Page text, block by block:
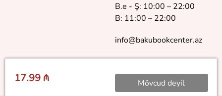
17.99 ₼ Mövcud deyil
B.e - Ş: 10:00 – 22:00
B: 11:00 – 22:00
info@bakubookcenter.az